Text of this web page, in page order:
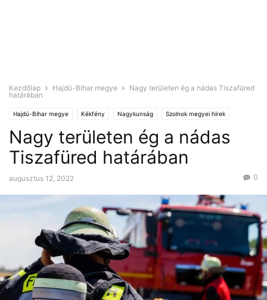
Kezdőlap Hajdú-Bihar megye
Nagy területen ég a nádas Tiszafüred
határában
Hajdú-Bihar megye Kékfény Nagykunság Szolnok megyei hírek
Tisza-tó
Nagy területen ég a nádas
Tiszafüred határában
augusztus 12, 2022 0